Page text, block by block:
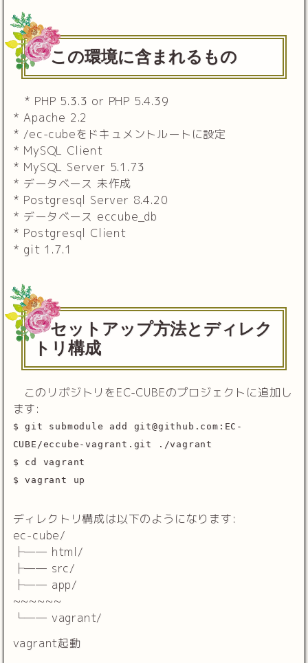
この環境に含まれるもの
* PHP 5.3.3 or PHP 5.4.39
* Apache 2.2
* /ec-cubeをドキュメントルートに設定
* MySQL Client
* MySQL Server 5.1.73
* データベース 未作成
* Postgresql Server 8.4.20
* データベース eccube_db
* Postgresql Client
* git 1.7.1
セットアップ方法とディレク
トリ構成
このリポジトリをEC-CUBEのプロジェクトに追加し
ます:
$ git submodule add git@github.com:EC-
CUBE/eccube-vagrant.git ./vagrant
$ cd vagrant
$ vagrant up
ディレクトリ構成は以下のようになります:
ec-cube/
├── html/
├── src/
├── app/
~~~~~~
└── vagrant/
vagrant起動